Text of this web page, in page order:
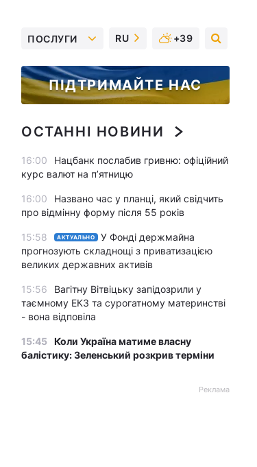
ПОСЛУГИ RU +39
ПІДТРИМАЙТЕ НАС
ОСТАННІ НОВИНИ
16:00
Нацбанк послабив гривню: офіційний
курс валют на п’ятницю
16:00
Названо час у планці, який свідчить
про відмінну форму після 55 років
15:58 АКТУАЛЬНО
У Фонді держмайна
прогнозують складнощі з приватизацією
великих державних активів
15:56
Вагітну Вітвіцьку запідозрили у
таємному ЕКЗ та сурогатному материнстві
- вона відповіла
15:45 Коли Україна матиме власну
балістику: Зеленський розкрив терміни
Реклама